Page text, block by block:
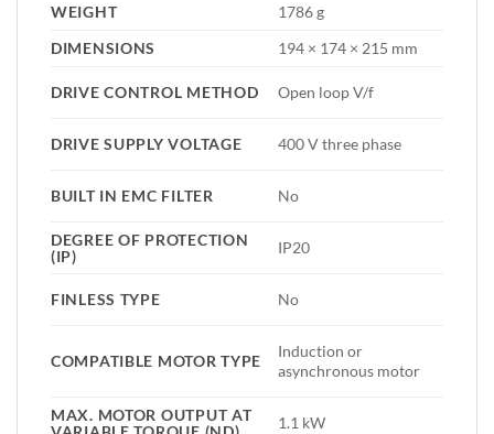
WEIGHT
1786 g
DIMENSIONS
194 × 174 × 215 mm
DRIVE CONTROL METHOD Open loop V/f
DRIVE SUPPLY VOLTAGE 400 V three phase
BUILT IN EMC FILTER No
DEGREE OF PROTECTION
(IP)
IP20
FINLESS TYPE No
COMPATIBLE MOTOR TYPE
Induction or
asynchronous motor
MAX. MOTOR OUTPUT AT
1.1 kW